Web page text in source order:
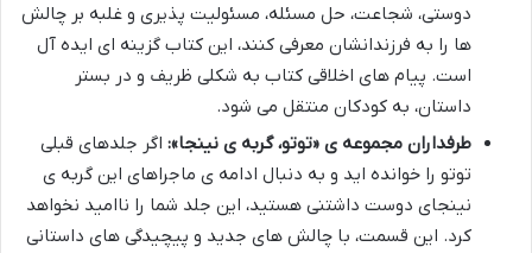
دوستی، شجاعت، حل مسئله، مسئولیت پذیری و غلبه بر چالش
ها را به فرزندانشان معرفی کنند، این کتاب گزینه ای ایده آل
است. پیام های اخلاقی کتاب به شکلی ظریف و در بستر
داستان، به کودکان منتقل می شود.
طرفداران مجموعه ی «توتو، گربه ی نینجا»: اگر جلدهای قبلی
توتو را خوانده اید و به دنبال ادامه ی ماجراهای این گربه ی
نینجای دوست داشتنی هستید، این جلد شما را ناامید نخواهد
کرد. این قسمت، با چالش های جدید و پیچیدگی های داستانی